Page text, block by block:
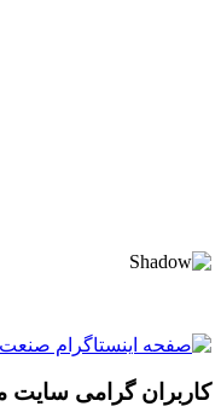
کاربران گرامی سایت